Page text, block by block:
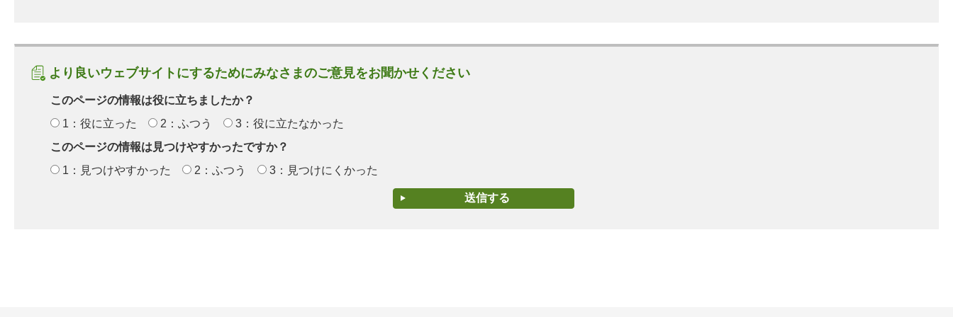
より良いウェブサイトにするためにみなさまのご意見をお聞かせください
このページの情報は役に立ちましたか？
1：役に立った
2：ふつう
3：役に立たなかった
このページの情報は見つけやすかったですか？
1：見つけやすかった
2：ふつう 3：見つけにくかった